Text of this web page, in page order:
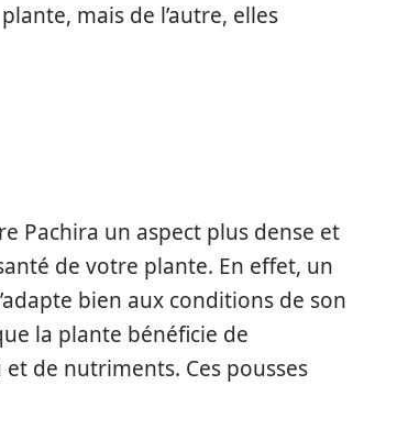
mais de l’autre, elles
Pachira un aspect plus dense et
de votre plante. En effet, un
bien aux conditions de son
la plante bénéficie de
et de nutriments. Ces pousses